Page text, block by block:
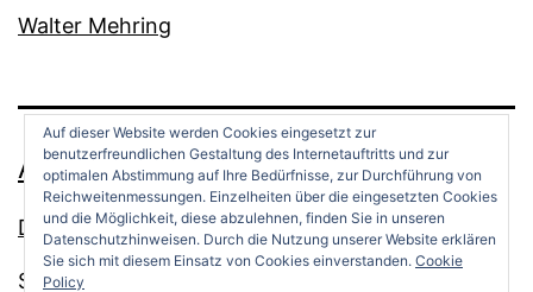
Walter Mehring
ANDREAS OPPERMANN
Datenschutz
Stolz präsentiert von
Auf dieser Website werden Cookies eingesetzt zur
benutzerfreundlichen Gestaltung des Internetauftritts und zur
optimalen Abstimmung auf Ihre Bedürfnisse, zur Durchführung von
Reichweitenmessungen. Einzelheiten über die eingesetzten Cookies
und die Möglichkeit, diese abzulehnen, finden Sie in unseren
Datenschutzhinweisen. Durch die Nutzung unserer Website erklären
Sie sich mit diesem Einsatz von Cookies einverstanden. Cookie
Policy